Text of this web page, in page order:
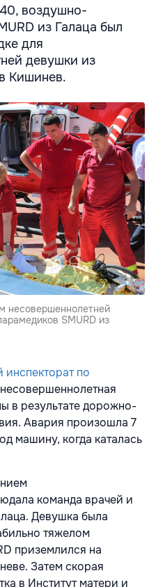
воздушно-
из Галаца был
для
девушки из
Кишинев.
несовершеннолетней
SMURD из
инспекторат по
в результате дорожно-
Авария произошла 7
машину, когда каталась
команда врачей и
Девушка была
тяжелом
приземлился на
Затем скорая
в Институт матери и